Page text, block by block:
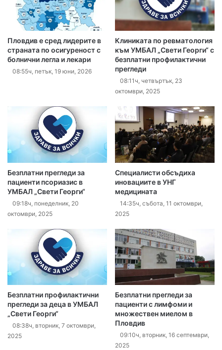
Пловдив е сред лидерите в
страната по осигуреност с
болнични легла и лекари
08:55ч, петък, 19 юни, 2026
Клиниката по ревматология
към УМБАЛ „Свети Георги“ с
безплатни профилактични
прегледи
08:11ч, четвъртък, 23
октомври, 2025
Безплатни прегледи за
пациенти псориазис в
УМБАЛ „Свети Георги“
09:18ч, понеделник, 20
октомври, 2025
Специалисти обсъдиха
иновациите в УНГ
медицината
14:35ч, събота, 11 октомври,
2025
Безплатни профилактични
прегледи за деца в УМБАЛ
„Свети Георги“
08:38ч, вторник, 7 октомври,
2025
Безплатни прегледи за
пациенти с лимфоми и
множествен миелом в
Пловдив
09:10ч, вторник, 16 септември,
2025